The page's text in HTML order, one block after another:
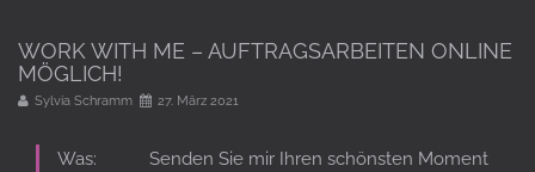
WORK WITH ME – AUFTRAGSARBEITEN ONLINE
MÖGLICH!
Sylvia Schramm 27. März 2021
Was:
Senden Sie mir Ihren schönsten Moment